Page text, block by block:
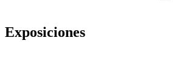
Exposiciones